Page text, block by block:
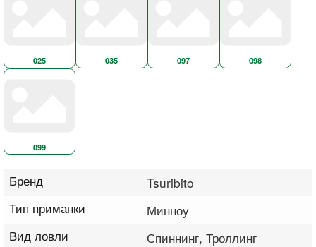
025 035 097 098
099
Бренд
Tsuribito
Тип приманки
Минноу
Вид ловли
Спиннинг, Троллинг